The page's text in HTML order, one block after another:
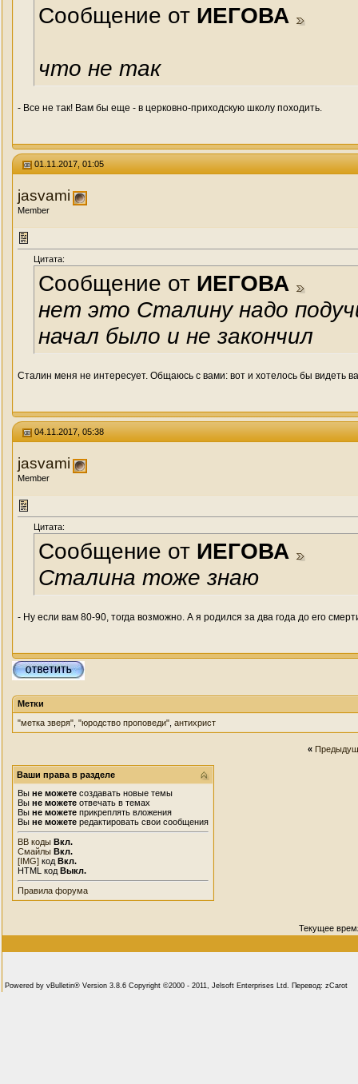
Сообщение от ИЕГОВА
что не так
- Все не так! Вам бы еще - в церковно-приходскую школу походить.
01.11.2017, 01:05
jasvami
Member
Цитата:
Сообщение от ИЕГОВА
нет это Сталину надо
начал было и не закончил
Сталин меня не интересует. Общаюсь с вами: вот и хотелось бы видеть
04.11.2017, 05:38
jasvami
Member
Цитата:
Сообщение от ИЕГОВА
Сталина тоже знаю
- Ну если вам 80-90, тогда возможно. А я родился за два года до его
Метки
"метка зверя" "юродство проповеди" антихрист
«
Ваши права в разделе
Вы не можете создавать новые темы
Вы не можете отвечать в темах
Вы не можете прикреплять вложения
Вы не можете редактировать свои сообщения
BB коды Вкл.
Смайлы Вкл.
[IMG] код Вкл.
HTML код Выкл.
Правила форума
Текущее
Powered by vBulletin® Version 3.8.6 Copyright ©2000 - 2011, Jelsoft Enterprises Ltd. Перевод: zCarot